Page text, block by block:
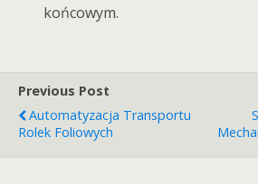
końcowym.
Previous Post
Automatyzacja Transportu
Rolek Foliowych